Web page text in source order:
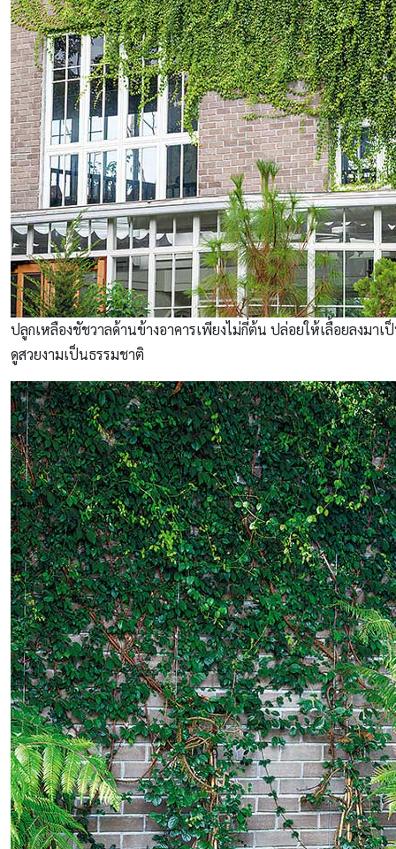
ปลูกเหลืองชัชวาลด้านข้างอาคารเพียงไม่กี่ต้น ปล่อยให้เลื้อยลงมา
ดูสวยงามเป็นธรรมชาติ